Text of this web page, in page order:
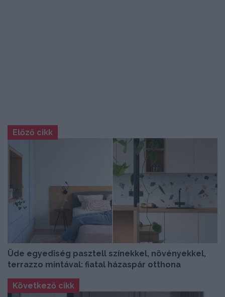
Előző cikk
Üde egyediség pasztell színekkel, növényekkel,
terrazzo mintával: fiatal házaspár otthona
Következő cikk